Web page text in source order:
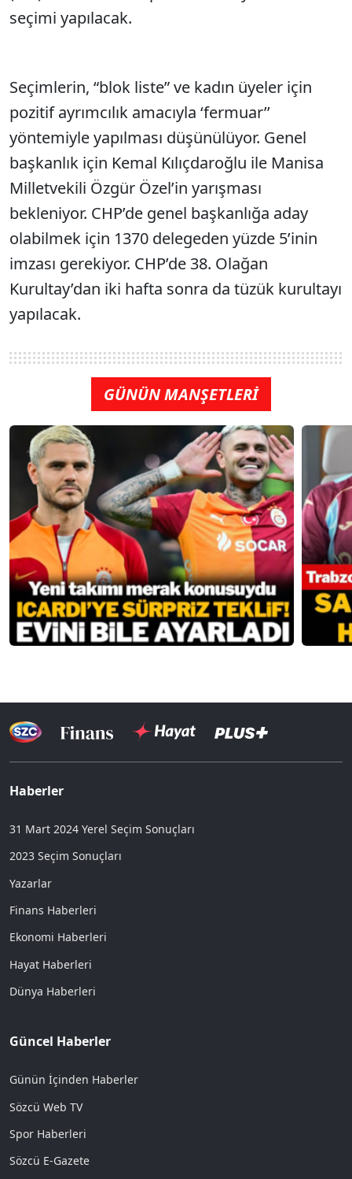
seçimi yapılacak.
Seçimlerin, “blok liste” ve kadın üyeler için
pozitif ayrımcılık amacıyla ‘fermuar’’
yöntemiyle yapılması düşünülüyor. Genel
başkanlık için Kemal Kılıçdaroğlu ile Manisa
Milletvekili Özgür Özel’in yarışması
bekleniyor. CHP’de genel başkanlığa aday
olabilmek için 1370 delegeden yüzde 5’inin
imzası gerekiyor. CHP’de 38. Olağan
Kurultay’dan iki hafta sonra da tüzük kurultayı
yapılacak.
GÜNÜN MANŞETLERİ
Haberler
31 Mart 2024 Yerel Seçim Sonuçları
2023 Seçim Sonuçları
Yazarlar
Finans Haberleri
Ekonomi Haberleri
Hayat Haberleri
Dünya Haberleri
Güncel Haberler
Günün İçinden Haberler
Sözcü Web TV
Spor Haberleri
Sözcü E-Gazete